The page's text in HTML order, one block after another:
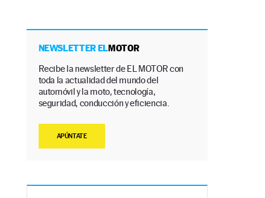
NEWSLETTER ELMOTOR
Recibe la newsletter de EL MOTOR con
toda la actualidad del mundo del
automóvil y la moto, tecnología,
seguridad, conducción y eficiencia.
APÚNTATE